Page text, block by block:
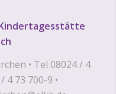
• Tel 08024 / 4
4 73 700-9 •